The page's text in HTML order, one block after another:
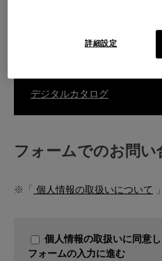
デジタルカタログ
フォームでのお問い
※「 個人情報の取扱いについて
個人情報の取扱いに同意
フォームの入力に進む
詳細設定